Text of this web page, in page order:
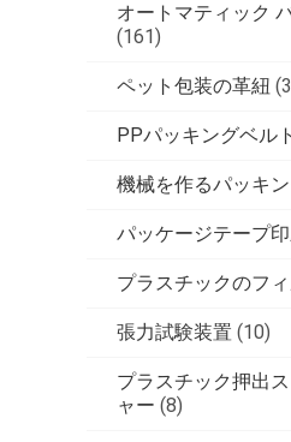
オートマティック
(161)
ペット包装の革紐
PPパッキングベルト
機械を作るパッキ
パッケージテープ
プラスチックのフ
張力試験装置 (10)
プラスチック押出
ャー (8)